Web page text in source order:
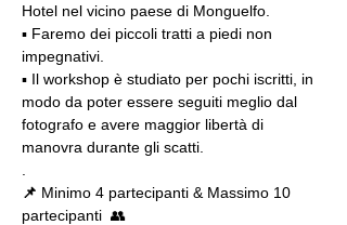
Hotel nel vicino paese di Monguelfo.
▪ Faremo dei piccoli tratti a piedi non
impegnativi.
▪️ Il workshop è studiato per pochi iscritti, in
modo da poter essere seguiti meglio dal
fotografo e avere maggior libertà di
manovra durante gli scatti.
📌 Minimo 4 partecipanti & Massimo 10
partecipanti  👥